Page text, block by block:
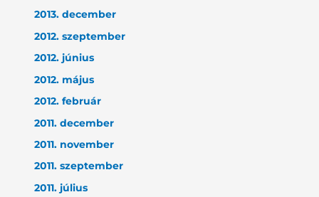
2013. december
2012. szeptember
2012. június
2012. május
2012. február
2011. december
2011. november
2011. szeptember
2011. július